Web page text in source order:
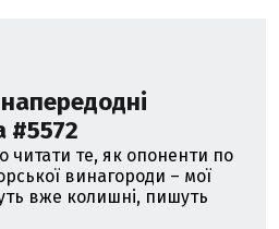
#5572
читати те, як опоненти по
винагороди – мої
вже колишні, пишуть